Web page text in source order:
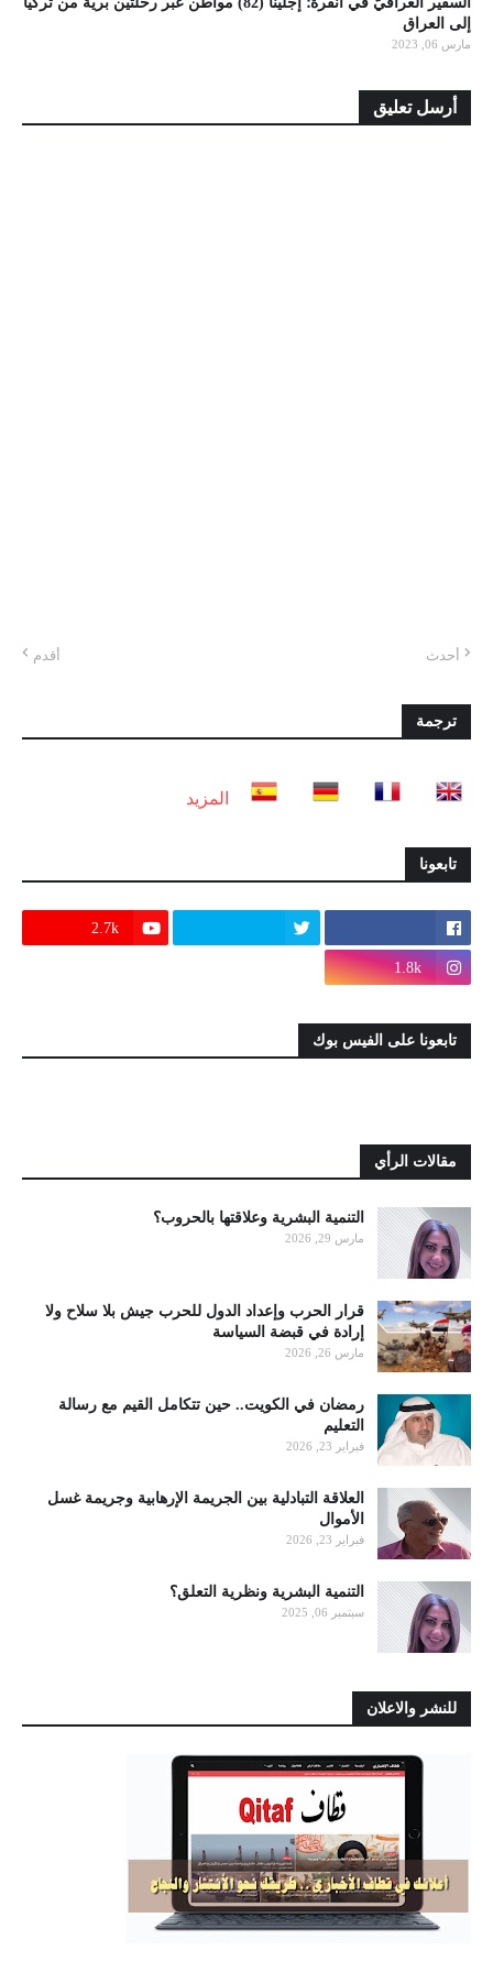
إلى العراق
مارس 06, 2023
أرسل تعليق
أحدث أقدم
ترجمة
المزيد
تابعونا
2.7k
1.8k
تابعونا على الفيس بوك
مقالات الرأي
التنمية البشرية وعلاقتها بالحروب؟
مارس 29, 2026
قرار الحرب وإعداد الدول للحرب جيش بلا سلاح ولا
إرادة في قبضة السياسة
مارس 26, 2026
رمضان في الكويت.. حين تتكامل القيم مع رسالة
التعليم
فبراير 23, 2026
العلاقة التبادلية بين الجريمة الإرهابية وجريمة غسل
الأموال
فبراير 23, 2026
التنمية البشرية ونظرية التعلق؟
سبتمبر 06, 2025
للنشر والاعلان